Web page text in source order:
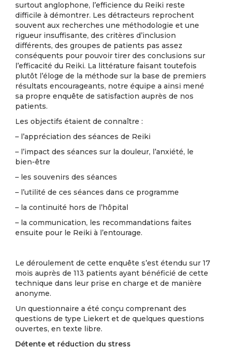
surtout anglophone, l’efficience du Reiki reste
difficile à démontrer. Les détracteurs reprochent
souvent aux recherches une méthodologie et une
rigueur insuffisante, des critères d’inclusion
différents, des groupes de patients pas assez
conséquents pour pouvoir tirer des conclusions sur
l’efficacité du Reiki. La littérature faisant toutefois
plutôt l’éloge de la méthode sur la base de premiers
résultats encourageants, notre équipe a ainsi mené
sa propre enquête de satisfaction auprès de nos
patients.
Les objectifs étaient de connaître :
– l’appréciation des séances de Reiki
– l’impact des séances sur la douleur, l’anxiété, le
bien-être
– les souvenirs des séances
– l’utilité de ces séances dans ce programme
– la continuité hors de l’hôpital
– la communication, les recommandations faites
ensuite pour le Reiki à l’entourage.
Le déroulement de cette enquête s’est étendu sur 17
mois auprès de 113 patients ayant bénéficié de cette
technique dans leur prise en charge et de manière
anonyme.
Un questionnaire a été conçu comprenant des
questions de type Liekert et de quelques questions
ouvertes, en texte libre.
Détente et réduction du stress